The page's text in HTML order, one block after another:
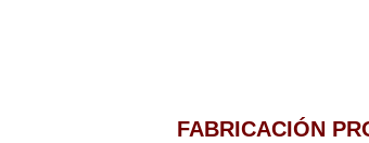
FABRICACIÓN